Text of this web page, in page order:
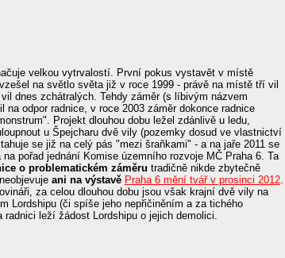
velkou vytrvalostí. První pokus vystavět v místě
na světlo světa již v roce 1999 - právě na místě tří vil
dnes zchátralých. Tehdy záměr (s líbivým názvem
na odpor radnice, v roce 2003 záměr dokonce radnice
Projekt dlouhou dobu ležel zdánlivě u ledu,
u Špejcharu dvě vily (pozemky dosud ve vlastnictví
se již na celý pás "mezi šraňkami" - a na jaře 2011 se
pořad jednání Komise územního rozvoje MČ Praha 6. Ta
o problematickém záměru tradičně nikde zbytečně
ani na výstavě Praha 6 mění tvář v prosinci 2012.
za celou dlouhou dobu jsou však krajní dvě vily na
Lordshipu (či spíše jeho nepřičiněním a za tichého
leží žádost Lordshipu o jejich demolici.